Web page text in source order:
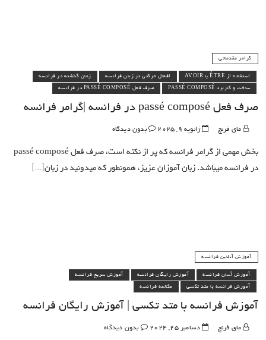
گرامر مقدماتی
استفاده از ÊTRE یا AVOIR افعال حرکتی در زبان فرانسه
زمان گذشته در فرانسه
ساخت و کاربرد PASSÉ COMPOSÉ
صرف فعل PASSÉ COMPOSÉ در فرانسه
صرف فعل passé composé در فرانسه |گرامر فرانسه
مای فرنچ ژانویه 9, 2025 بدون دیدگاه
بخش مهمی از گرامر فرانسه که پر از نکته است، صرف فعل passé composé
در فرانسه میباشد. زبان آموزان عزیز، همونطور که میدونید در زبان
آموزش آنلاین فرانسه
آموزش آسان فرانسه آموزش رایگان فرانسه
آموزش سریع فرانسه
آموزش فرانسه با متد تکسی
مکالمه فرانسه
آموزش فرانسه با متد تکسی | آموزش رایگان فرانسه
مای فرنچ دسامبر 25, 2024 بدون دیدگاه